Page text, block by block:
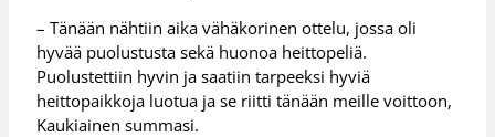
– Tänään nähtiin aika vähäkorinen ottelu, jossa oli
hyvää puolustusta sekä huonoa heittopeliä.
Puolustettiin hyvin ja saatiin tarpeeksi hyviä
heittopaikkoja luotua ja se riitti tänään meille voittoon,
Kaukiainen summasi.